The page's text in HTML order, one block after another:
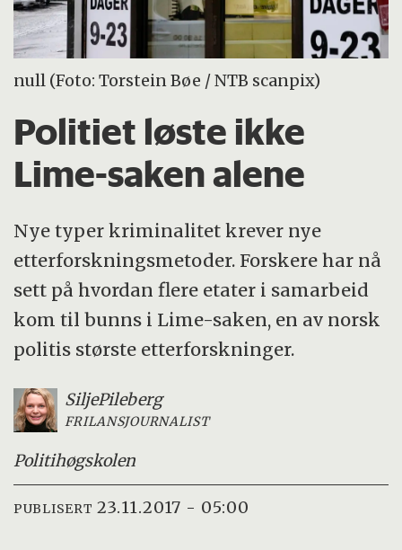
null (Foto: Torstein Bøe / NTB scanpix)
Politiet løste ikke
Lime-saken alene
Nye typer kriminalitet krever nye
etterforskningsmetoder. Forskere har nå
sett på hvordan flere etater i samarbeid
kom til bunns i Lime-saken, en av norsk
politis største etterforskninger.
SiljePileberg
FRILANSJOURNALIST
Politihøgskolen
PUBLISERT 23.11.2017 - 05:00